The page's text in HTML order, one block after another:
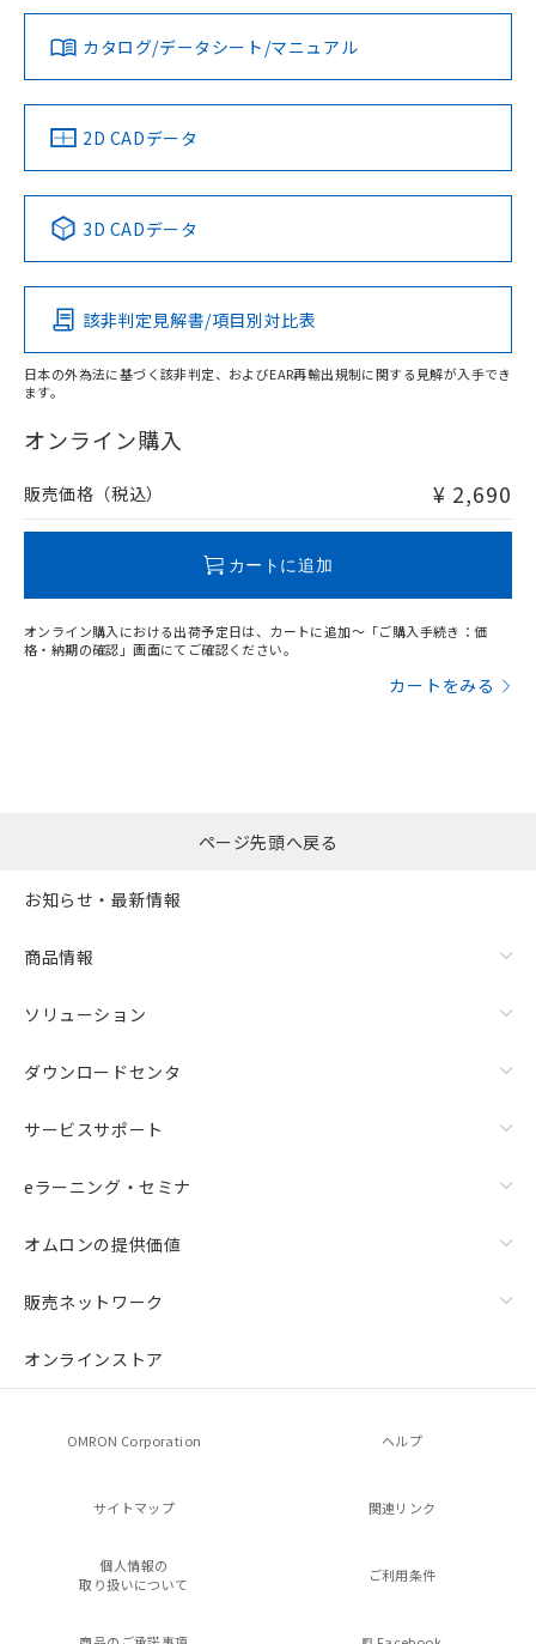
ダウンロードデータをご利用いただく前に、以下を必ずお読
みください。
ソフトウェアの使用条件
対応済み
中国 RoHS 注意事項・凡例
Pb Hg Cd Cr(VI)
O
在庫等で未対応品が混在する可能性があります。
問い合わせください。
LR型式承認
（イギリス
船舶規格）
DNV型式承認
（ノルウェー
BV型式承認
（フランス
KR型式
（韓国
No No No No
この製品の規格認証/適合状況ページへ
その他の認証はこちらのページからご検索ください
カタログ/データシート/マニュアル
2D CADデータ
3D CADデータ
該非判定見解書/項目別対比表
日本の外為法に基づく該非判定、およびEAR再輸出規制に関する見解が入手でき
ます。
オンライン購入
販売価格（税込） ¥ 2,690
カートに追加
オンライン購入における出荷予定日は、カートに追加～「ご購入手続き：価
格・納期の確認」画面にてご確認ください。
カートをみる
ページ先頭へ戻る
お知らせ・最新情報
商品情報
ソリューション
ダウンロードセンタ
サービスサポート
eラーニング・セミナ
オムロンの提供価値
販売ネットワーク
オンラインストア
OMRON Corporation ヘルプ
サイトマップ 関連リンク
個人情報の
取り扱いについて
ご利用条件